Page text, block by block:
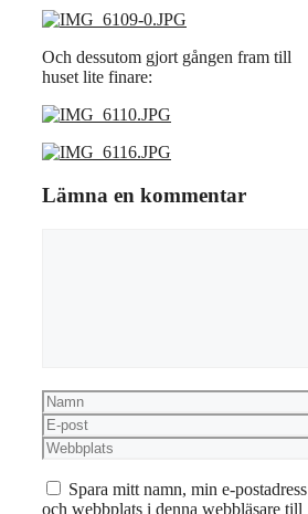
Och dessutom gjort gången fram till
huset lite finare:
Lämna en kommentar
Namn
E-
post
Webbplats
Spara mitt namn, min e-postadress
och webbplats i denna webbläsare till